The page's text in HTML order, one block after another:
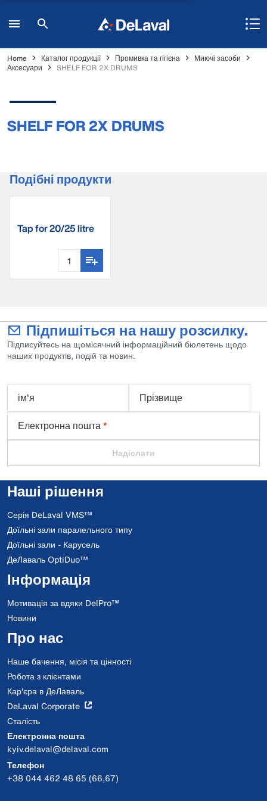
Home Каталог продукції Промивка та гігієна
Миючі засоби
Аксесуари
SHELF FOR 2X DRUMS
SHELF FOR 2X DRUMS
Подібні продукти
Tap for 20/25 litre
Підпишіться на нашу розсилку.
Підписуйтесь на щомісячний інформаційний бюлетень щодо
наших продуктів, подій та новин.
ім'я
Прізвище
Електронна пошта*
Надіслати
Наші рішення
Серія DeLaval VMS™
Доїльні зали паралельного типу
Доїльні зали - Карусель
ДеЛаваль OptiDuo™
Інформація
Мотивація за вдяки DelPro™
Новини
Про нас
Наше бачення, місія та цінності
Робота з клієнтами
Кар'єра в ДеЛаваль
DeLaval Corporate
Сталість
Електронна пошта
kyiv.delaval@delaval.com
Телефон
+38 044 462 48 65 (66,67)